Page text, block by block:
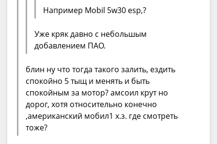
Например Mobil 5w30 esp,?
Уже кряк давно с небольшым
добавлением ПАО.
блин ну что тогда такого залить, ездить
спокойно 5 тыщ и менять и быть
спокойным за мотор? амсоил крут но
дорог, хотя относительно конечно
,американский мобил1 х.з. где смотреть
тоже?